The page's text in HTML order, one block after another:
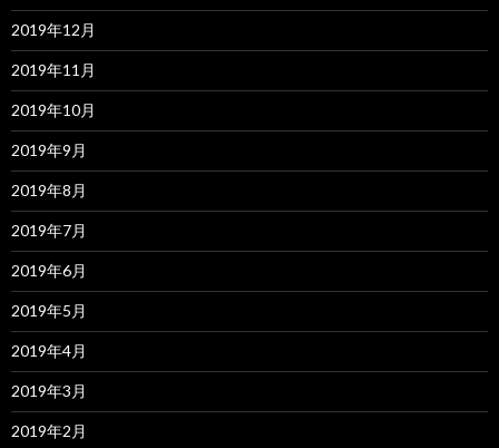
2019年12月
2019年11月
2019年10月
2019年9月
2019年8月
2019年7月
2019年6月
2019年5月
2019年4月
2019年3月
2019年2月